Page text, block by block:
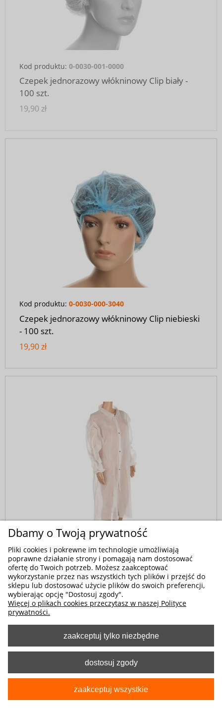
Kod produktu: 0-0030-001-0000
Czepek jednorazowy włókninowy Clip biały -
100 szt.
19,90 zł
Kod produktu: 0-0030-000-3040
Czepek jednorazowy włókninowy Clip niebieski
- 100 szt.
19,90 zł
Kod produktu: 9-4010-000-0000
Fartuch jednorazowy włókninowy zapinany na
napy
12,90 zł
Dbamy o Twoją prywatność
Pliki cookies i pokrewne im technologie umożliwiają
poprawne działanie strony i pomagają nam dostosować
ofertę do Twoich potrzeb. Możesz zaakceptować
wykorzystanie przez nas wszystkich tych plików i przejść do
sklepu lub dostosować użycie plików do swoich preferencji,
wybierając opcję "Dostosuj zgody".
Więcej o plikach cookies przeczytasz w naszej Polityce
prywatności.
zaakceptuj tylko niezbędne
dostosuj zgody
zaakceptuj wszystkie